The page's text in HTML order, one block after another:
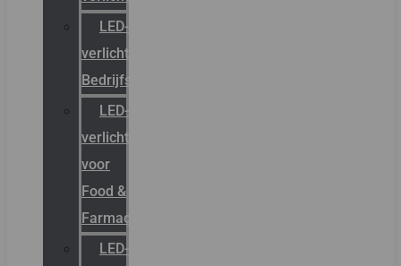
LED-
verlichting
Bedrijfshal
LED-
verlichting
voor
Food &
Farmacie
LED-